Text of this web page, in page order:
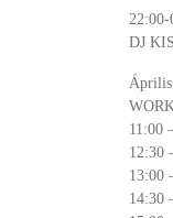
DJ
Április
11:00
12:30
13:00
14:30